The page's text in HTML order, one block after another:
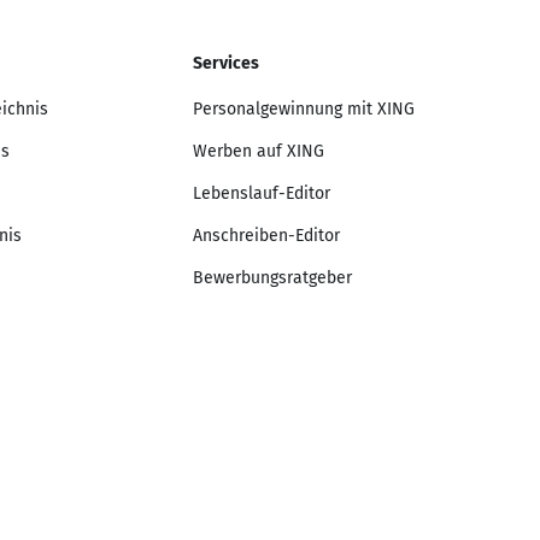
Services
Personalgewinnung mit XING
Werben auf XING
Lebenslauf-Editor
Anschreiben-Editor
Bewerbungsratgeber